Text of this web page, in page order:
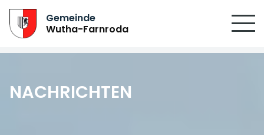
Gemeinde
Wutha-Farnroda
NACHRICHTEN